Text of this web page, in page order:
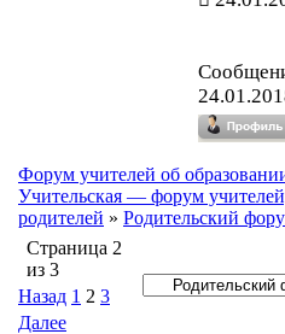
Форум учителей об
Учительская — форум
родителей » Родительский
Страница 2
из 3
Назад 1 2 3
Далее